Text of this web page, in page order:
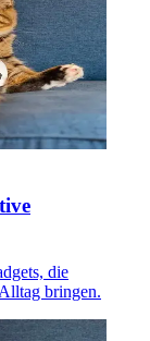
die
bringen.